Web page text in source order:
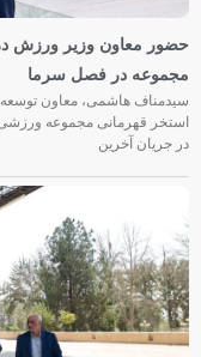
حضور معاون وزیر ورزش در
مجموعه در فصل سرما
سیدمناف هاشمی، معاون توسعه
استخر قهرمانی مجموعه ورزشی
در جریان آخرین